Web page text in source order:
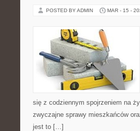
POSTED BY ADMIN MAR - 15 -
się z codziennym spojrzeniem na
zwyczajne sprawy mieszkańców
jest to […]